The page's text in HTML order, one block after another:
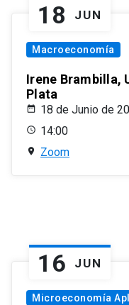
18 JUN
Macroeconomía
Irene Brambilla,
Plata
18 de Junio de
14:00
Zoom
16 JUN
Microeconomía